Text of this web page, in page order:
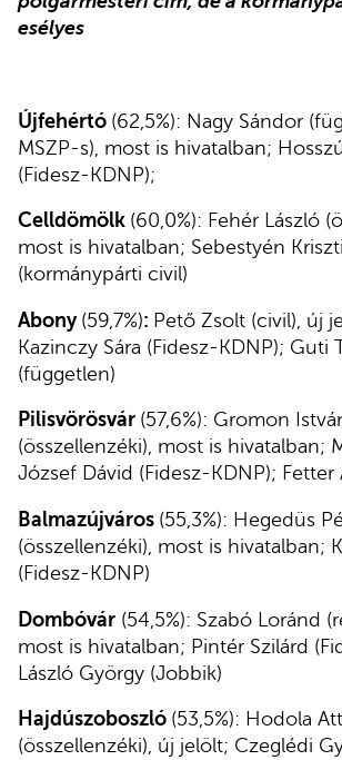
esélyes
Újfehértó (62,5%): Nagy Sándor
MSZP-s), most is hivatalban;
(Fidesz-KDNP);
Celldömölk (60,0%): Fehér László
most is hivatalban; Sebestyén
(kormánypárti civil)
Abony (59,7%): Pető Zsolt (civil), új
Kazinczy Sára (Fidesz-KDNP); Guti
(független)
Pilisvörösvár (57,6%): Gromon
(összellenzéki), most is hivatalban;
József Dávid (Fidesz-KDNP); Fetter
Balmazújváros (55,3%): Hegedüs
(összellenzéki), most is hivatalban;
(Fidesz-KDNP)
Dombóvár (54,5%): Szabó Loránd
most is hivatalban; Pintér Szilárd
László György (Jobbik)
Hajdúszoboszló (53,5%): Hodola
(összellenzéki), új jelölt; Czeglédi